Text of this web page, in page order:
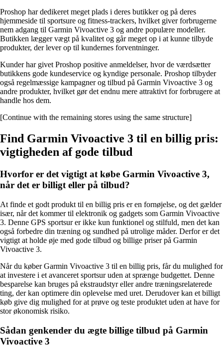
Proshop har dedikeret meget plads i deres butikker og på deres
hjemmeside til sportsure og fitness-trackers, hvilket giver forbrugerne
nem adgang til Garmin Vivoactive 3 og andre populære modeller.
Butikken lægger vægt på kvalitet og går meget op i at kunne tilbyde
produkter, der lever op til kundernes forventninger.
Kunder har givet Proshop positive anmeldelser, hvor de værdsætter
butikkens gode kundeservice og kyndige personale. Proshop tilbyder
også regelmæssige kampagner og tilbud på Garmin Vivoactive 3 og
andre produkter, hvilket gør det endnu mere attraktivt for forbrugere at
handle hos dem.
[Continue with the remaining stores using the same structure]
Find Garmin Vivoactive 3 til en billig pris:
vigtigheden af gode tilbud
Hvorfor er det vigtigt at købe Garmin Vivoactive 3,
når det er billigt eller på tilbud?
At finde et godt produkt til en billig pris er en fornøjelse, og det gælder
især, når det kommer til elektronik og gadgets som Garmin Vivoactive
3. Denne GPS sportsur er ikke kun funktionel og stilfuld, men det kan
også forbedre din træning og sundhed på utrolige måder. Derfor er det
vigtigt at holde øje med gode tilbud og billige priser på Garmin
Vivoactive 3.
Når du køber Garmin Vivoactive 3 til en billig pris, får du mulighed for
at investere i et avanceret sportsur uden at sprænge budgettet. Denne
besparelse kan bruges på ekstraudstyr eller andre træningsrelaterede
ting, der kan optimere din oplevelse med uret. Derudover kan et billigt
køb give dig mulighed for at prøve og teste produktet uden at have for
stor økonomisk risiko.
Sådan genkender du ægte billige tilbud på Garmin
Vivoactive 3